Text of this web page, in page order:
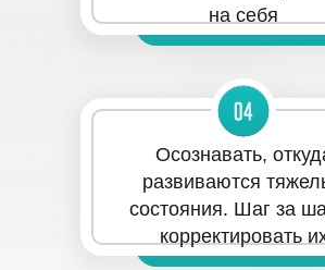
на себя
Осознавать,
развиваются
состояния. Шаг за
корректировать